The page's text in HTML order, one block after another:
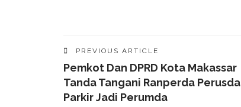
PREVIOUS ARTICLE
Pemkot Dan DPRD Kota Makassar
Tanda Tangani Ranperda Perusda
Parkir Jadi Perumda